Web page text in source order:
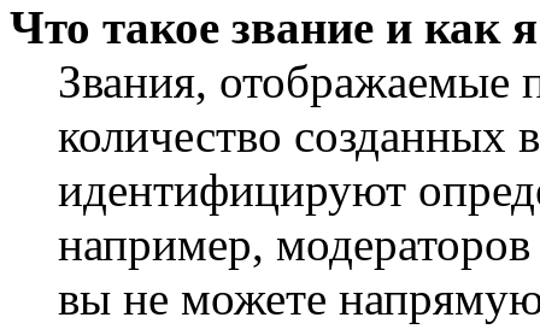
Что такое звание и как
Звания,
количество
идентифицируют
например,
вы не можете